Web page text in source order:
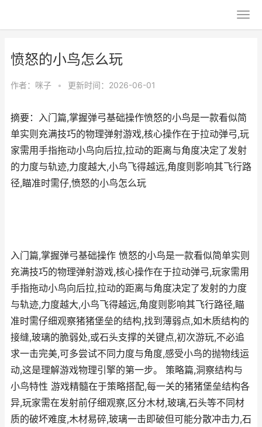
愤怒的小鸟怎么玩
作者： 咪子 • 更新时间：2026-06-01
摘要：入门篇,掌握弹弓基础操作愤怒的小鸟是一款看似简
单实则充满技巧的物理弹射游戏,核心操作在于拉动弹弓,玩
家需用手指拖动小鸟向后拉,拉动的距离与角度决定了发射
的力度与轨迹,力度越大,小鸟飞得越远,角度则影响其飞行路
径,瞄准时需仔,愤怒的小鸟怎么玩
入门篇,掌握弹弓基础操作 愤怒的小鸟是一款看似简单实则
充满技巧的物理弹射游戏,核心操作在于拉动弹弓,玩家需用
手指拖动小鸟向后拉,拉动的距离与角度决定了发射的力度
与轨迹,力度越大,小鸟飞得越远,角度则影响其飞行路径,瞄
准时需仔细观察猪猪堡垒的结构,找到薄弱点,如木质结构的
接缝,玻璃的脆弱处,或石头支撑的关键点,初次游玩,不必追
求一击完美,可多尝试不同力度与角度,感受小鸟的抛物线运
动,这是理解游戏物理引擎的第一步。 策略篇,洞察结构与
小鸟特性 游戏精髓在于策略搭配,每一关的猪猪堡垒结构各
异,玩家需在发射前仔细观察,区分木材,玻璃,石头等不同材
质的破坏难度,木材易碎,玻璃一击即破但可能分散冲击力,石